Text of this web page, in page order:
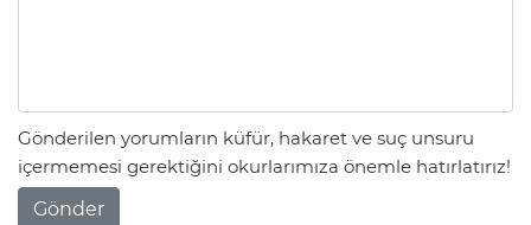
Gönderilen yorumların küfür, hakaret ve suç unsuru
içermemesi gerektiğini okurlarımıza önemle hatırlatırız!
Gönder